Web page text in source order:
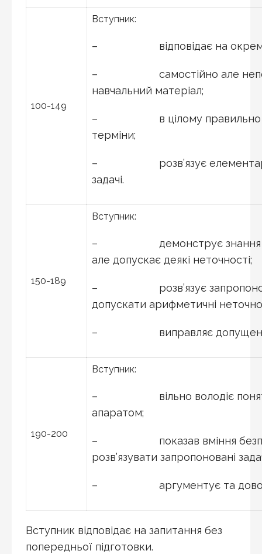
100-149
Вступник:
– відповідає на окремі
– самостійно але
навчальний матеріал;
– в цілому правильно
терміни;
– розв’язує елементарні
задачі.
150-189
Вступник:
– демонструє знання
але допускає деякі неточності;
– розв’язує
допускати арифметичні
– виправляє допущені
190-200
Вступник:
– вільно володіє
апаратом;
– показав вміння
розв’язувати запропоновані
– аргументує та
Вступник відповідає на запитання без
попередньої підготовки.